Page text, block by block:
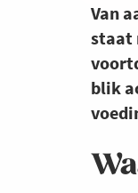
Van
staat
blik